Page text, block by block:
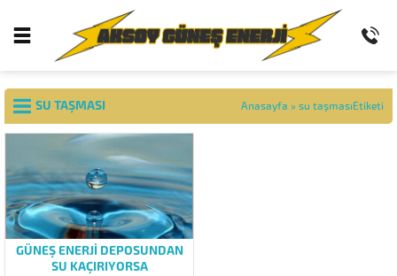
SU TAŞMASI Anasayfa » su taşmasıEtiketi
GÜNEŞ ENERJI DEPOSUNDAN
SU KAÇIRIYORSA